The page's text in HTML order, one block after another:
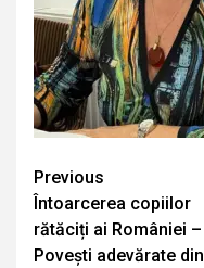
Continue
Reading
Previous
Întoarcerea copiilor
rătăciți ai României –
Povești adevărate din